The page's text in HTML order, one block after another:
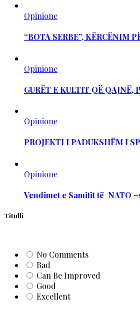
Opinione
“BOTA SERBE”, KËRCËNIM
Opinione
GURËT E KULTIT QË QAJNË,
Opinione
PROJEKTI I PADUKSHËM I
Opinione
Vendimet e Samitit të NATO
Titulli
No Comments
Bad
Can Be Improved
Good
Excellent